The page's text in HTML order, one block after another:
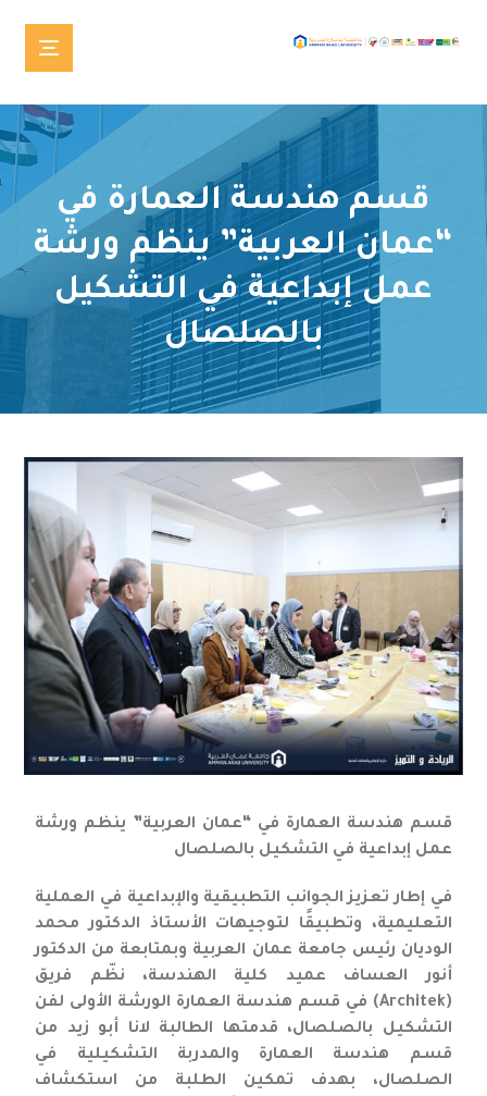
قسم هندسة العمارة في
“عمان العربية” ينظم ورشة
عمل إبداعية في التشكيل
بالصلصال
قسم هندسة العمارة في “عمان العربية” ينظم ورشة
عمل إبداعية في التشكيل بالصلصال
في إطار تعزيز الجوانب التطبيقية والإبداعية في العملية
التعليمية، وتطبيقًا لتوجيهات الأستاذ الدكتور محمد
الوديان رئيس جامعة عمان العربية وبمتابعة من الدكتور
أنور العساف عميد كلية الهندسة، نظّم فريق
(Architek) في قسم هندسة العمارة الورشة الأولى لفن
التشكيل بالصلصال، قدمتها الطالبة لانا أبو زيد من
قسم هندسة العمارة والمدربة التشكيلية في
الصلصال، بهدف تمكين الطلبة من استكشاف